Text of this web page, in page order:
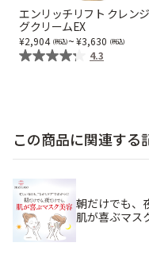
エンリッチリフト クレン
グクリームEX
2,904 ~ 3,630
4.3
この商品に関連する
朝だけでも、
肌が喜ぶマス